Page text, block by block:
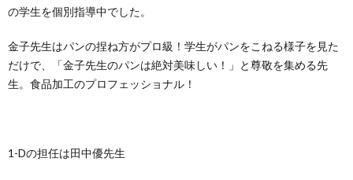
の学生を個別指導中でした。
金子先生はパンの捏ね方がプロ級！学生がパンをこねる様子を見た
だけで、「金子先生のパンは絶対美味しい！」と尊敬を集める先
生。食品加工のプロフェッショナル！
1-Dの担任は田中優先生